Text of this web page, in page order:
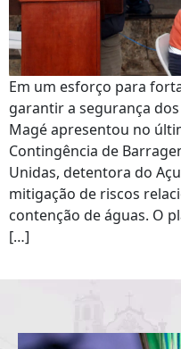
Em um esforço para
garantir a segurança
Magé apresentou no
Contingência de
Unidas, detentora do
mitigação de riscos
contenção de águas. O
[…]